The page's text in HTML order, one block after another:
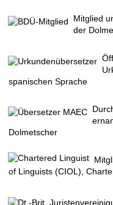
Mitglied
der
spanischen Sprache
Dolmetscher
of Linguists (CIOL),